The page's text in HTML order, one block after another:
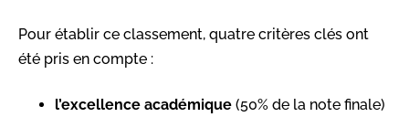
Pour établir ce classement, quatre critères clés ont
été pris en compte :
l’excellence académique (50% de la note finale)